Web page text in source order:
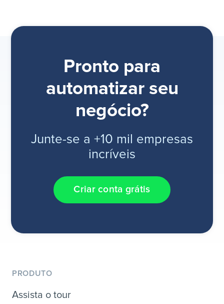
Pronto para
automatizar seu
negócio?
Junte-se a +10 mil empresas
incríveis
Criar conta grátis
PRODUTO
Assista o tour